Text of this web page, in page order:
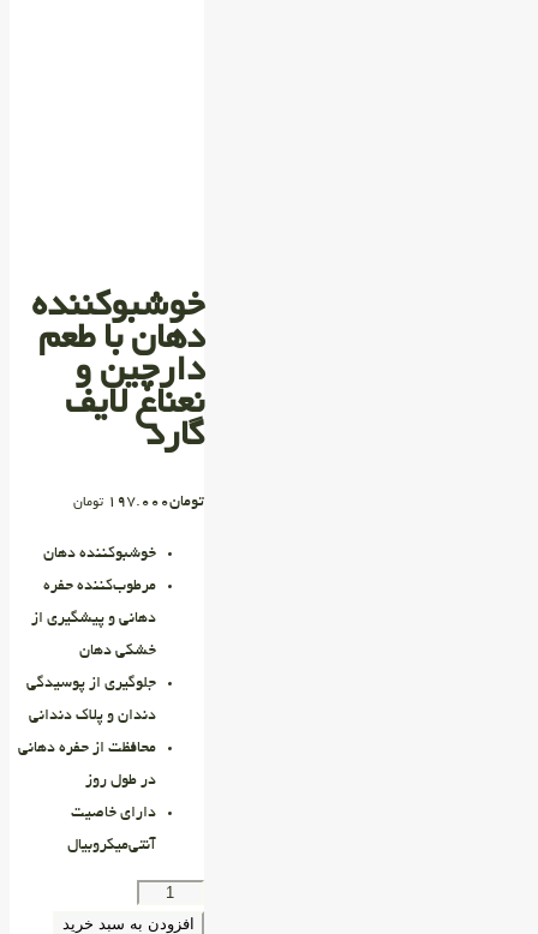
خوشبوکننده
دهان با طعم
دارچین و
نعناع لایف
گارد
تومان197.000 تومان
خوشبوکننده‌ دهان
مرطوب‌کننده حفره‌
دهانی و پیشگیری از
خشکی دهان
جلوگیری از پوسیدگی
دندان و پلاک دندانی
محافظت از حفره‌ دهانی
در طول روز
دارای خاصیت
آنتی‌میکروبیال
افزودن به سبد خرید